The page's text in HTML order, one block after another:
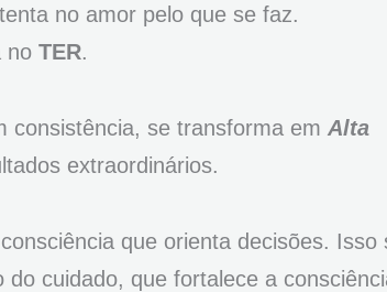
no amor pelo que se faz.
no TER.
consistência, se transforma em Alta
extraordinários.
que orienta decisões. Isso
do cuidado, que fortalece a